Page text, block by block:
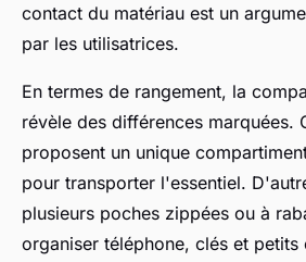
contact du matériau est un
par les utilisatrices.
En termes de rangement, la
révèle des différences marquées.
proposent un unique
pour transporter l'essentiel.
plusieurs poches zippées ou à
organiser téléphone, clés et petits